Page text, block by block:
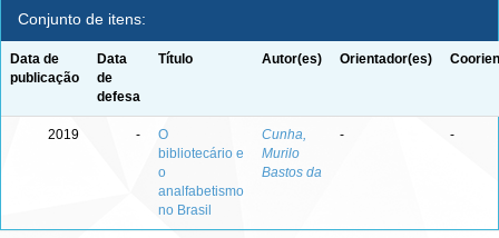
Conjunto de itens:
Data de
publicação
Data
de
defesa
Título Autor(es) Orientador(es)
2019 -
O
bibliotecário e
o
analfabetismo
no Brasil
Cunha,
Murilo
Bastos da
- -